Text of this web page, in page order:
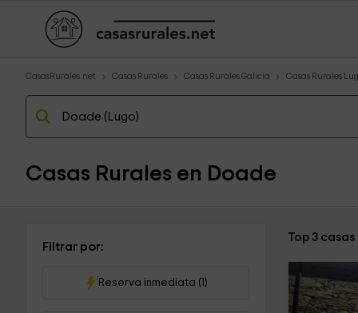
CasasRurales.net Casas Rurales Casas Rurales Galicia Casas Rurales
Casas Rurales en Doade
Filtrar por:
Reserva inmediata (1)
Top 3